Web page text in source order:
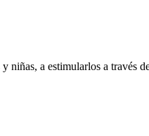
niñas, a estimularlos a través